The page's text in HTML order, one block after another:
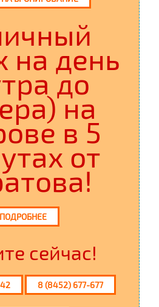
на день
до
на
в 5
от
ПОДРОБНЕЕ
сейчас!
8 (8452) 677-677